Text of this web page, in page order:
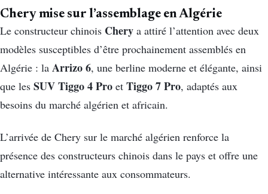
Chery mise sur l’assemblage en Algérie
Le constructeur chinois Chery a attiré l’attention avec deux
modèles susceptibles d’être prochainement assemblés en
Algérie : la Arrizo 6, une berline moderne et élégante, ainsi
que les SUV Tiggo 4 Pro et Tiggo 7 Pro, adaptés aux
besoins du marché algérien et africain.
L’arrivée de Chery sur le marché algérien renforce la
présence des constructeurs chinois dans le pays et offre une
alternative intéressante aux consommateurs.